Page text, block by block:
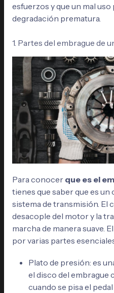
esfuerzos y que un mal
degradación prematura.
1. Partes del embrague de
Para conocer que es el
tienes que saber que es
sistema de transmisión. El
desacople del motor y la
marcha de manera suave.
por varias partes
Plato de presión: es
el disco del embrague
cuando se pisa el